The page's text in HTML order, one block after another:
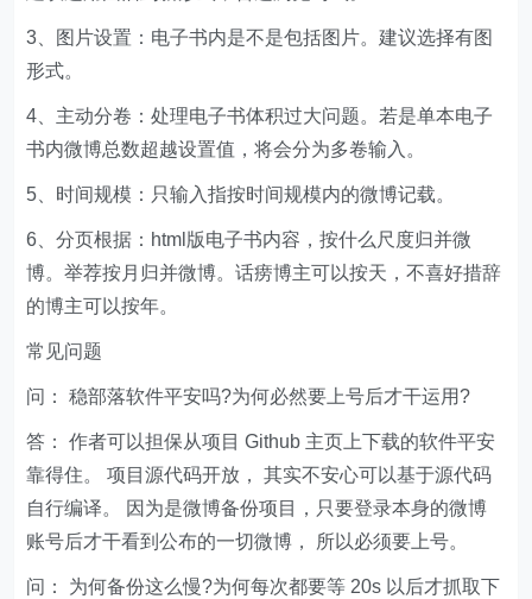
3、图片设置：电子书内是不是包括图片。建议选择有图
形式。
4、主动分卷：处理电子书体积过大问题。若是单本电子
书内微博总数超越设置值，将会分为多卷输入。
5、时间规模：只输入指按时间规模内的微博记载。
6、分页根据：html版电子书内容，按什么尺度归并微
博。举荐按月归并微博。话痨博主可以按天，不喜好措辞
的博主可以按年。
常见问题
问： 稳部落软件平安吗?为何必然要上号后才干运用?
答： 作者可以担保从项目 Github 主页上下载的软件平安
靠得住。 项目源代码开放， 其实不安心可以基于源代码
自行编译。 因为是微博备份项目，只要登录本身的微博
账号后才干看到公布的一切微博， 所以必须要上号。
问： 为何备份这么慢?为何每次都要等 20s 以后才抓取下